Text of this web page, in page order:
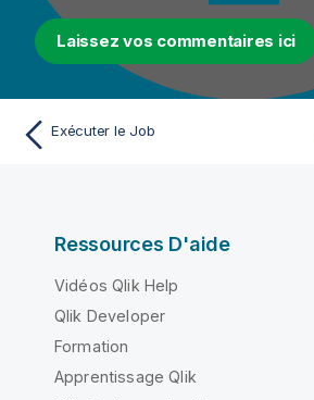
Laissez vos commentaires ici
Exécuter le Job
Ressources D'aide
Vidéos Qlik Help
Qlik Developer
Formation
Apprentissage Qlik